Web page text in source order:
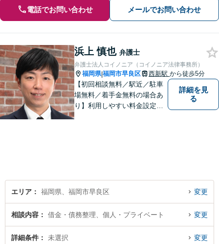
電話でお問い合わせ メールでお問い合わせ
浜上 慎也 弁護士
弁護士法人コイノニア（コイノニア法律事務所）
福岡県|福岡市早良区 西新駅 から徒歩5分
【初回相談無料／駅近／駐車
場無料／着手金無料の場合あ
り】利用しやすい料金設定に
す。
詳細を見
る
エリア 福岡県、福岡市早良区 変更
相談内容 借金・債務整理、個人・プライベート 変更
詳細条件 未選択 変更